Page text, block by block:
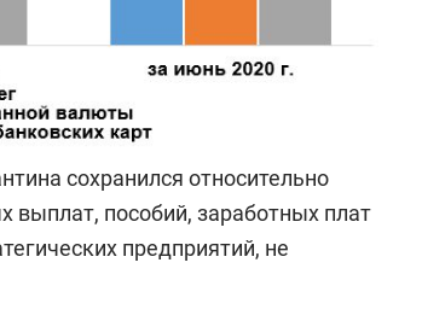
сохранился относительно
выплат, пособий, заработных плат
предприятий, не